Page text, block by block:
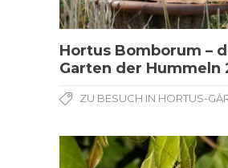
Hortus Bomborum –
Garten der Hummeln
ZU BESUCH IN HORTUS-